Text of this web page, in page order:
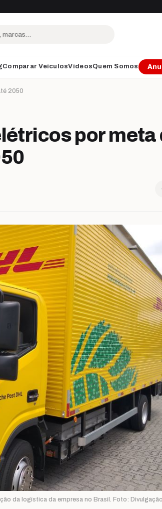
Comparar VeículosVídeosQuem Somos
2050
por meta
da logística da empresa no Brasil. Foto: